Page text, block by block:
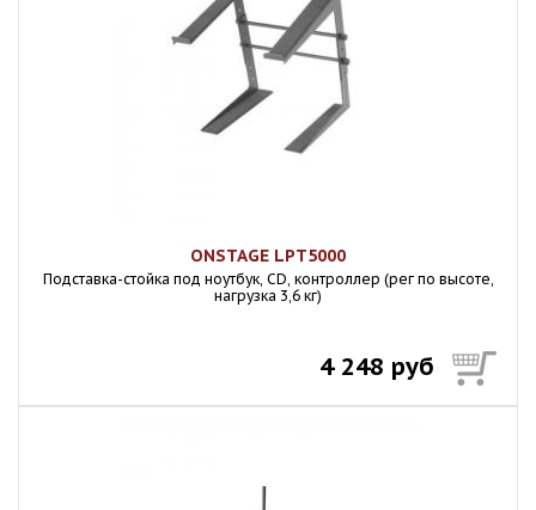
ONSTAGE LPT5000
Подставка-стойка под ноутбук, СD, контроллер (рег по высоте,
нагрузка 3,6 кг)
4 248 руб